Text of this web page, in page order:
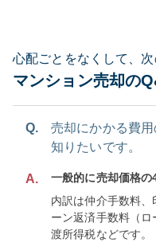
心配ごとをなくして、次
マンション売却の
Q.
売却にかかる費
知りたいです。
A.
一般的に売却価格の
内訳は仲介手数料
ーン返済手数料（
渡所得税などです。